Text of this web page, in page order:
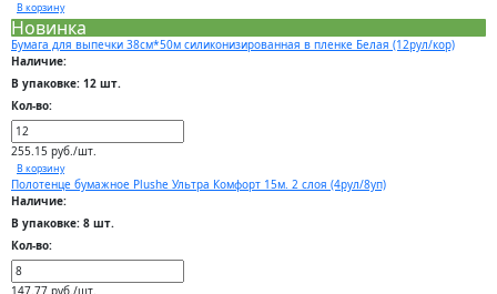
В корзину
Новинка
Бумага для выпечки 38см*50м силиконизированная в пленке Белая (12рул/кор)
Наличие:
В упаковке: 12 шт.
Кол-во:
255.15 руб./шт.
В корзину
Полотенце бумажное Plushe Ультра Комфорт 15м. 2 слоя (4рул/8уп)
Наличие:
В упаковке: 8 шт.
Кол-во:
147.77 руб./шт.